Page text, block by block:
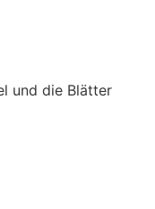
und die Blätter